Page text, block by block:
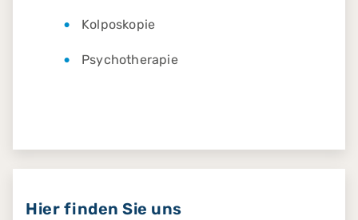
Kolposkopie
Psychotherapie
Hier finden Sie uns